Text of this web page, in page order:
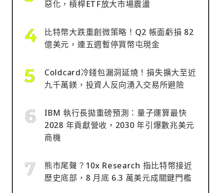
惡化，槓桿ETF放大市場震盪
比特幣大跌重創微策略！Q2 帳面虧損 82
億美元，連五週暫停買幣屯現金
Coldcard冷錢包漏洞延燒！損失擴大至近
九千萬鎂，投資人反向湧入交易所避險
IBM 執行長拋重磅預測：量子運算最快
2028 年貢獻營收，2030 年引爆數兆美元
商機
熊市尾聲？10x Research 指比特幣接近
歷史底部，8 月底 6.3 萬美元成關鍵門檻